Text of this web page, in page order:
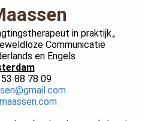
in praktijk.,
Communicatie
en Engels
88 78 09